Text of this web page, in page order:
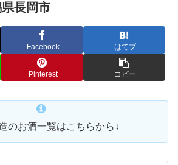
長岡市
Facebook はてブ
Pinterest コピー
のお酒一覧はこちらから↓